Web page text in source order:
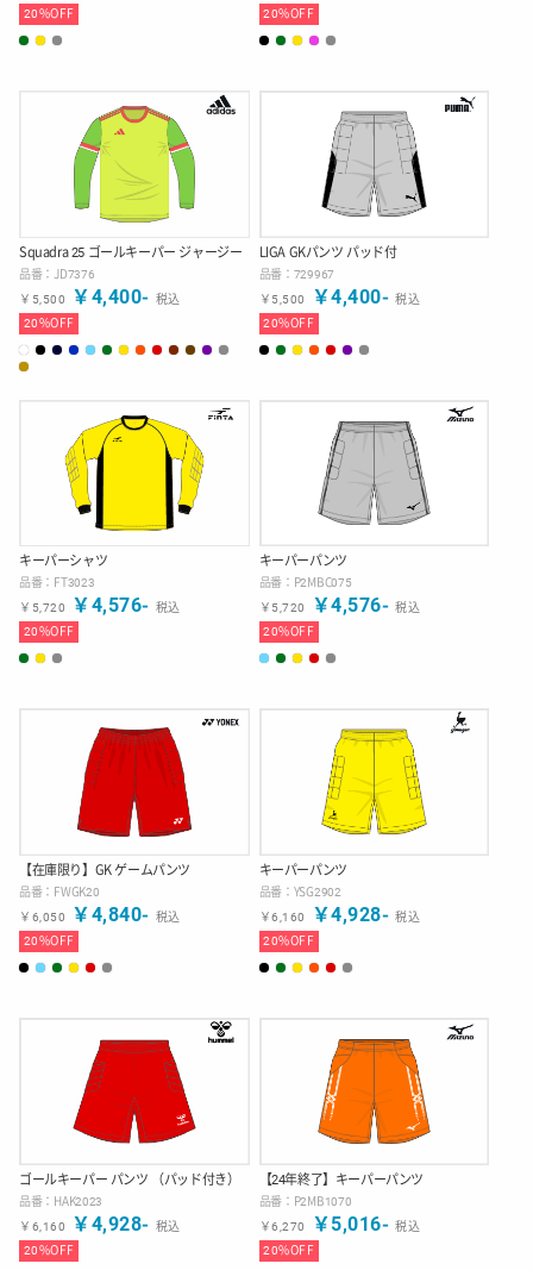
20%OFF
20%OFF
Squadra 25 ゴールキーパー ジャージー
品番：
JD7376
￥ 5,500 ￥4,400- 税込
20%OFF
LIGA GKパンツ パッド付
品番： 729967
￥ 5,500 ￥4,400- 税込
20%OFF
キーパーシャツ
品番： FT3023
￥ 5,720 ￥4,576- 税込
20%OFF
キーパーパンツ
品番： P2MBC075
￥ 5,720 ￥4,576- 税込
20%OFF
【在庫限り】GK ゲームパンツ
品番： FWGK20
￥ 6,050 ￥4,840- 税込
20%OFF
キーパーパンツ
品番： YSG2902
￥6,160 ￥4,928- 税込
20%OFF
ゴールキーパー パンツ （パッド付き）
品番： HAK2023
￥ 6,160 ￥4,928- 税込
20%OFF
【24年終了】キーパーパンツ
品番： P2MB1070
￥6,270 ￥5,016- 税込
20%OFF